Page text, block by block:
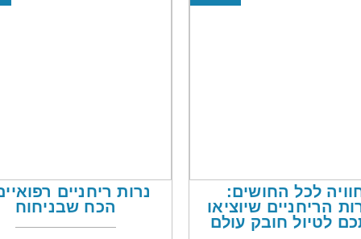
עיסוי וקרצוף
הדרך החדשה
את המקלחת
איך תבחרו את
הבד המושלם